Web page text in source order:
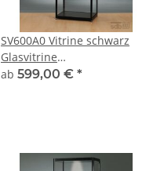
SV600A0 Vitrine schwarz
Glasvitrine
Ausstellungsvitrine
ab 599,00 € *